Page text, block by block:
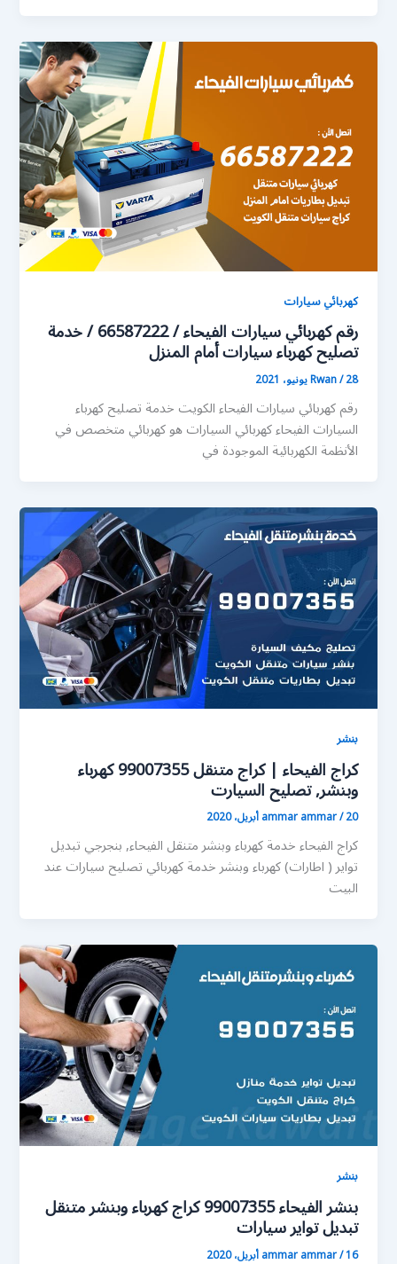
كهربائي سيارات
رقم كهربائي سيارات الفيحاء / 66587222 / خدمة
تصليح كهرباء سيارات أمام المنزل
Rwan/28 يونيو، 2021
رقم كهربائي سيارات الفيحاء الكويت خدمة تصليح كهرباء
السيارات الفيحاء كهربائي السيارات هو كهربائي متخصص في
الأنظمة الكهربائية الموجودة في
بنشر
كراج الفيحاء | كراج متنقل 99007355 كهرباء
وبنشر, تصليح السيارت
ammar ammar/20 أبريل، 2020
كراج الفيحاء خدمة كهرباء وبنشر متنقل الفيحاء, بنجرجي تبديل
تواير ( اطارات) كهرباء وبنشر خدمة كهربائي تصليح سيارات عند
البيت
بنشر
بنشر الفيحاء 99007355 كراج كهرباء وبنشر متنقل
تبديل تواير سيارات
ammar ammar/16 أبريل، 2020